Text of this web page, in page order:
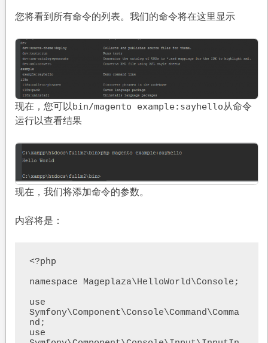
您将看到所有命令的列表。我们的命令将在这里显示
现在，您可以bin/magento example:sayhello从命令
运行以查看结果
现在，我们将添加命令的参数。
内容将是：
<?php
namespace Mageplaza\HelloWorld\Console;
use
Symfony\Component\Console\Command\Comma
nd;
use